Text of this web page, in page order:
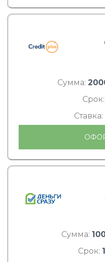
Сумма:
Срок:
Ставка:
Сумма:
Срок: